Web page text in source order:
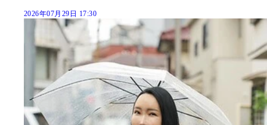
2026年07月29日 17:30